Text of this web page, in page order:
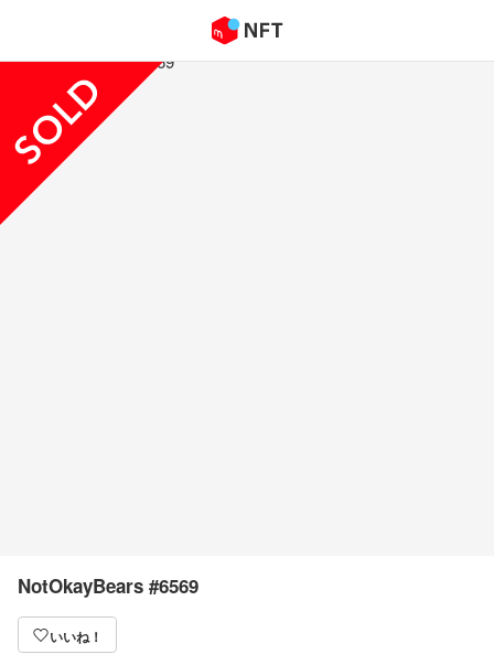
NotOkayBears #6569
いいね！